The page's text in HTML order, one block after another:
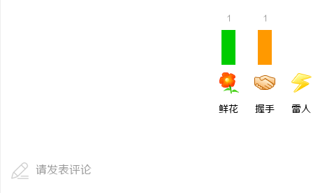
1
鲜花
1
握手 雷人
请发表评论